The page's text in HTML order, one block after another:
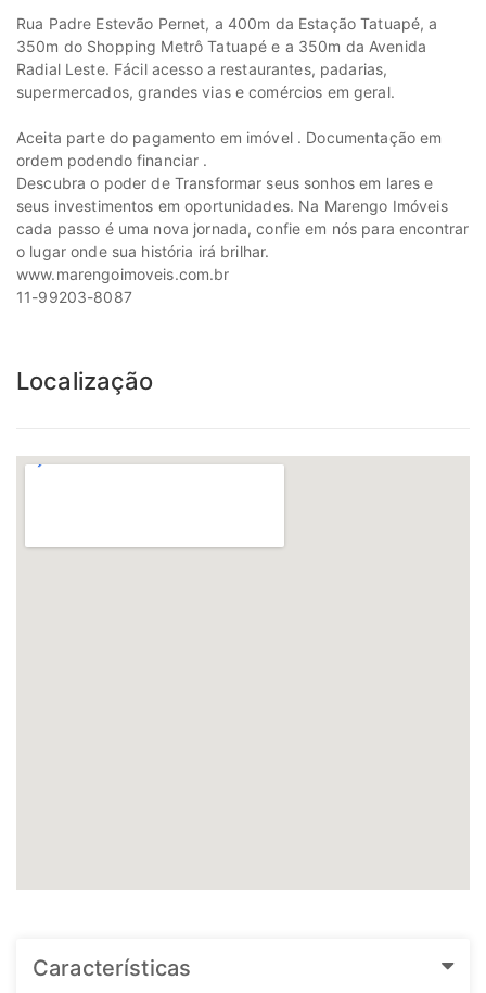
Rua Padre Estevão Pernet, a 400m da Estação Tatuapé, a
350m do Shopping Metrô Tatuapé e a 350m da Avenida
Radial Leste. Fácil acesso a restaurantes, padarias,
supermercados, grandes vias e comércios em geral.
Aceita parte do pagamento em imóvel . Documentação em
ordem podendo financiar .
Descubra o poder de Transformar seus sonhos em lares e
seus investimentos em oportunidades. Na Marengo Imóveis
cada passo é uma nova jornada, confie em nós para encontrar
o lugar onde sua história irá brilhar.
www.marengoimoveis.com.br
11-99203-8087
Localização
Características